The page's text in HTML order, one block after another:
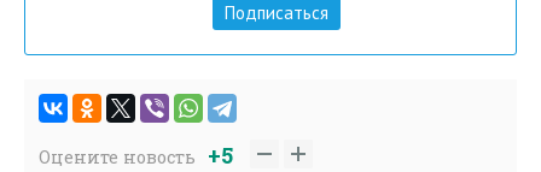
Подписаться
Оцените новость +5